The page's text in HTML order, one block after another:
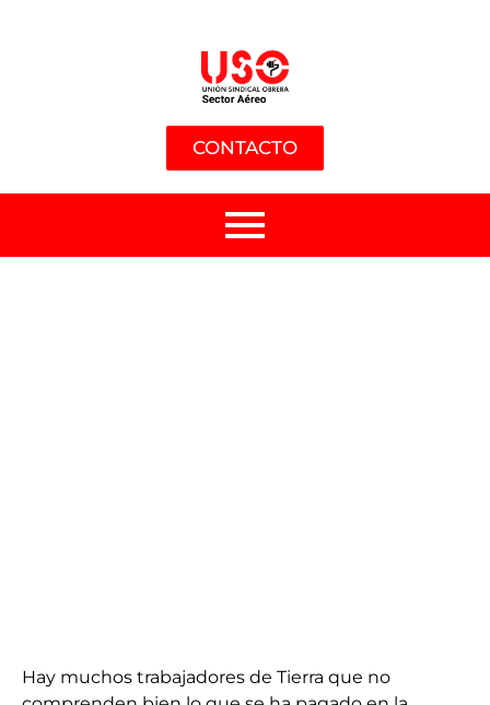
CONTACTO
Hay muchos trabajadores de Tierra que no